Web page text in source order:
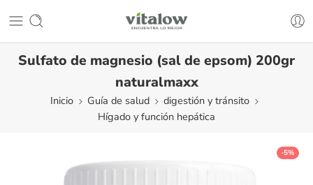
Sulfato de magnesio (sal de epsom) 200gr
naturalmaxx
Inicio Guía de salud
digestión y tránsito
Hígado y función hepática
-5%